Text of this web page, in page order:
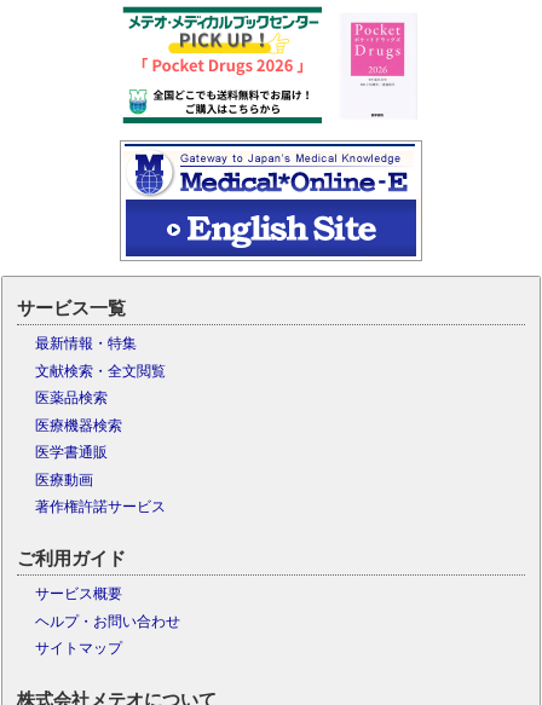
サービス一覧
最新情報・特集
文献検索・全文閲覧
医薬品検索
医療機器検索
医学書通販
医療動画
著作権許諾サービス
ご利用ガイド
サービス概要
ヘルプ・お問い合わせ
サイトマップ
株式会社メテオについて